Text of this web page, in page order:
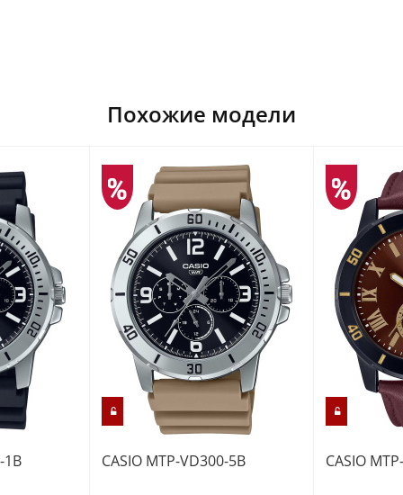
Похожие модели
1B CASIO MTP-VD300-5B CASIO